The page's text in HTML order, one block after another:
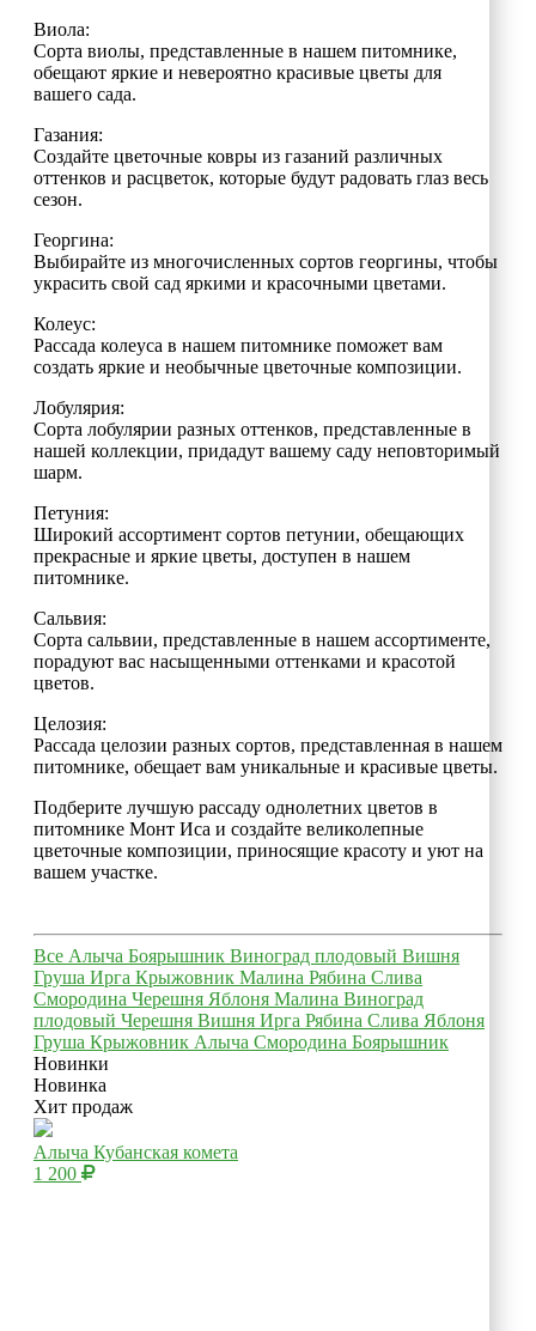
Виола:
Сорта виолы, представленные в нашем питомнике,
обещают яркие и невероятно красивые цветы для
вашего сада.
Газания:
Создайте цветочные ковры из газаний различных
оттенков и расцветок, которые будут радовать глаз весь
сезон.
Георгина:
Выбирайте из многочисленных сортов георгины, чтобы
украсить свой сад яркими и красочными цветами.
Колеус:
Рассада колеуса в нашем питомнике поможет вам
создать яркие и необычные цветочные композиции.
Лобулярия:
Сорта лобулярии разных оттенков, представленные в
нашей коллекции, придадут вашему саду неповторимый
шарм.
Петуния:
Широкий ассортимент сортов петунии, обещающих
прекрасные и яркие цветы, доступен в нашем
питомнике.
Сальвия:
Сорта сальвии, представленные в нашем ассортименте,
порадуют вас насыщенными оттенками и красотой
цветов.
Целозия:
Рассада целозии разных сортов, представленная в нашем
питомнике, обещает вам уникальные и красивые цветы.
Подберите лучшую рассаду однолетних цветов в
питомнике Монт Иса и создайте великолепные
цветочные композиции, приносящие красоту и уют на
вашем участке.
Все Алыча Боярышник Виноград плодовый Вишня
Груша Ирга Крыжовник Малина Рябина Слива
Смородина Черешня Яблоня Малина Виноград
плодовый Черешня Вишня Ирга Рябина Слива Яблоня
Груша Крыжовник Алыча Смородина Боярышник
Новинки
Новинка
Хит продаж
Алыча Кубанская комета
1 200